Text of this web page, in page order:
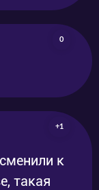
0
+1
к
такая